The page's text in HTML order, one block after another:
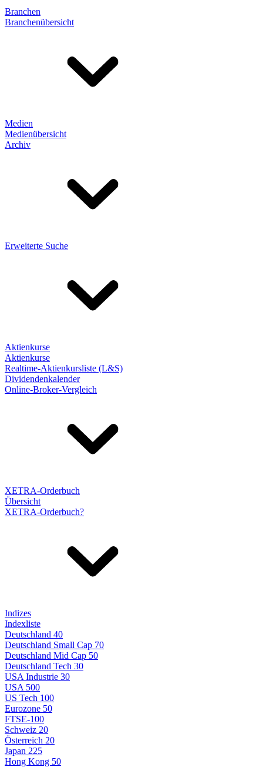
Branchen
Branchenübersicht
Medien
Medienübersicht
Archiv
Erweiterte Suche
Aktienkurse
Aktienkurse
Realtime-Aktienkursliste (L&S)
Dividendenkalender
Online-Broker-Vergleich
XETRA-Orderbuch
Übersicht
XETRA-Orderbuch?
Indizes
Indexliste
Deutschland 40
Deutschland Small Cap 70
Deutschland Mid Cap 50
Deutschland Tech 30
USA Industrie 30
USA 500
US Tech 100
Eurozone 50
FTSE-100
Schweiz 20
Österreich 20
Japan 225
Hong Kong 50